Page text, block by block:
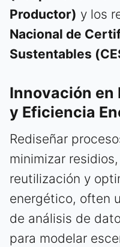
Productor) y los
Nacional de
Sustentables
Innovación en
y Eficiencia
Rediseñar
minimizar
reutilización y
energético, often
de análisis de
para modelar